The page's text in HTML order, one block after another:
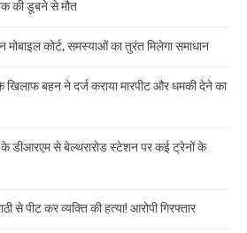
की डूबने से मौत
मोबाइल कोर्ट, समस्याओं का तुरंत मिलेगा समाधान
बहन ने दर्ज कराया मारपीट और धमकी देने का
डीआरएम से बेल्थरारोड स्टेशन पर कई ट्रेनों के
से पीट कर व्यक्ति की हत्या! आरोपी गिरफ्तार